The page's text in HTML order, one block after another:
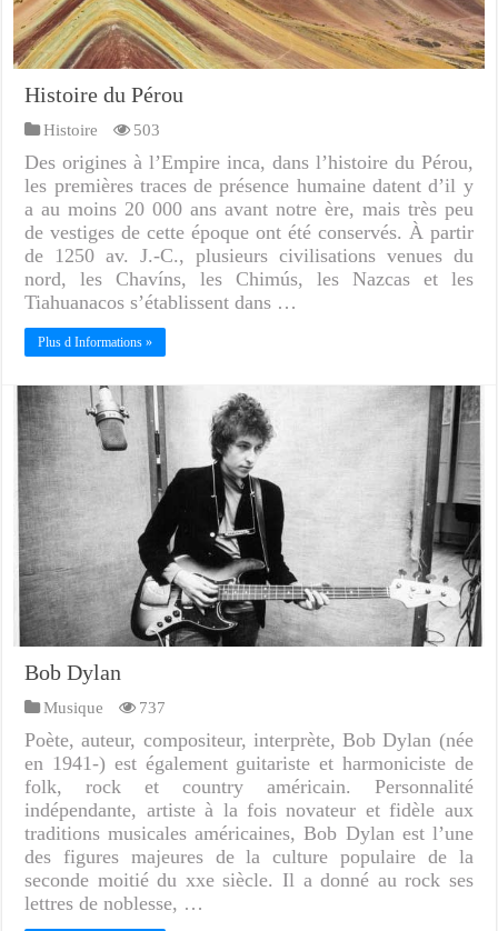
Histoire du Pérou
Histoire 503
Des origines à l’Empire inca, dans l’histoire du Pérou,
les premières traces de présence humaine datent d’il y
a au moins 20 000 ans avant notre ère, mais très peu
de vestiges de cette époque ont été conservés. À partir
de 1250 av. J.-C., plusieurs civilisations venues du
nord, les Chavíns, les Chimús, les Nazcas et les
Tiahuanacos s’établissent dans …
Plus d Informations »
Bob Dylan
Musique 737
Poète, auteur, compositeur, interprète, Bob Dylan (née
en 1941-) est également guitariste et harmoniciste de
folk, rock et country américain. Personnalité
indépendante, artiste à la fois novateur et fidèle aux
traditions musicales américaines, Bob Dylan est l’une
des figures majeures de la culture populaire de la
seconde moitié du xxe siècle. Il a donné au rock ses
lettres de noblesse, …